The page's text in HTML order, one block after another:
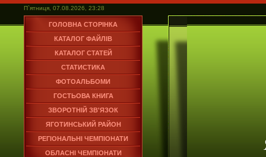
П`ятниця, 07.08.2026, 23:28
ГОЛОВНА СТОРІНКА
КАТАЛОГ ФАЙЛІВ
КАТАЛОГ СТАТЕЙ
СТАТИСТИКА
ФОТОАЛЬБОМИ
ГОСТЬОВА КНИГА
ЗВОРОТНІЙ ЗВ'ЯЗОК
ЯГОТИНСЬКИЙ РАЙОН
РЕГІОНАЛЬНІ ЧЕМПІОНАТИ
ОБЛАСНІ ЧЕМПІОНАТИ